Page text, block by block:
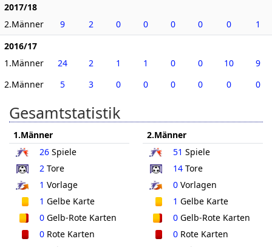
2017/18
2.Männer
9 2 0 0 0 0 0
1
2016/17
1.Männer
24 2 1 1 0 0 10
9
2.Männer
5 3 0 0 0 0 0 0
Gesamtstatistik
1.Männer
26 Spiele
2 Tore
1 Vorlage
1 Gelbe Karte
0 Gelb-Rote Karten
0 Rote Karten
2.Männer
51 Spiele
14Tore
0Vorlagen
1 Gelbe Karte
0Gelb-Rote Karten
0Rote Karten